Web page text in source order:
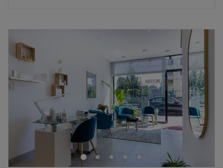
20:00
Woensdag
20:00
Donderdag
12:00–20:00
12:00–20:00
Zaterdag
12:00– 20:00
12:00–20:00
Welcome to SKINNIX, your premier destination for
advanced skin aesthetics.
At Skinnix, they blend science and artistry to enhance
your natural beauty.